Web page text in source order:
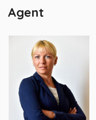
Agent